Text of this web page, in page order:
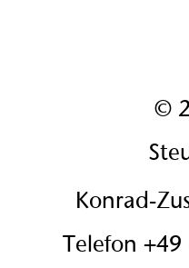
©
Konrad-
Telefon +49